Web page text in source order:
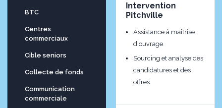
BTC
Centres
commerciaux
Cible seniors
Collecte de fonds
Communication
commerciale
Intervention
Pitchville
Assistance à maîtrise
d'ouvrage
Sourcing et analyse des
candidatures et des
offres